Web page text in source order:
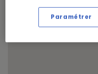
Horaires
d'ouverture
d'aujourd'hui
Paramétrer